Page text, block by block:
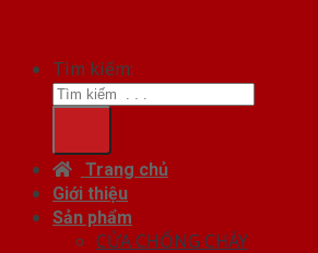
Tìm kiếm:
Trang chủ
Giới thiệu
Sản phẩm
CỬA CHỐNG CHÁY